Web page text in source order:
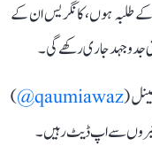
کے طلبہ ہوں، کانگریس ان کے
جاری رکھے گی۔
(
qaumiawaz@
)
خبروں سے اپ ڈیٹ رہیں۔